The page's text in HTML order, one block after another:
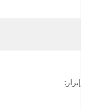
إبراز: